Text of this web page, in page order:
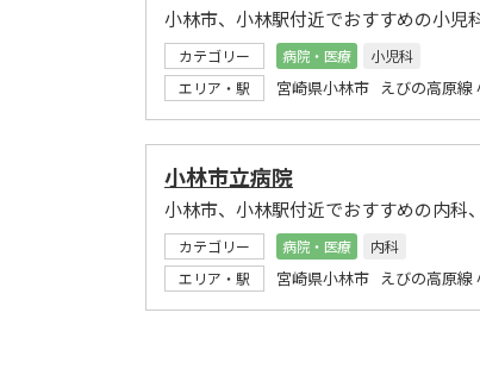
小林市、小林駅付近でおすすめの小児
カテゴリー 病院・医療
小児科
エリア・駅
宮崎県小林市 えびの高原線
小林市立病院
小林市、小林駅付近でおすすめの内科
カテゴリー 病院・医療
内科
エリア・駅
宮崎県小林市 えびの高原線